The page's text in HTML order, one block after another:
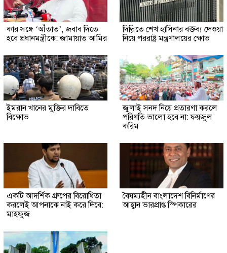
কার সঙ্গে ‘আঁতাত’, জবাব দিতে
হবে প্রধানমন্ত্রীকে: জামায়াত আমির
দিল্লিতে শেখ হাসিনার বক্তব্য দেওয়া
নিয়ে পররাষ্ট্র মন্ত্রণালয়ের ক্ষোভ
ইমরান খানের মুক্তির দাবিতে
বিক্ষোভ
জুলাই সনদ নিয়ে প্রতারণা করলে
পরিণতি ভালো হবে না: ফয়জুল
করিম
একটি আদর্শিক গ্রুপের বিরোধিতা
করলেই আপনাকে নাই করে দিবে:
মাহফুজ
বৈষম্যহীন বাংলাদেশ বিনির্মাণের
আহ্বান ভারপ্রাপ্ত স্পিকারের